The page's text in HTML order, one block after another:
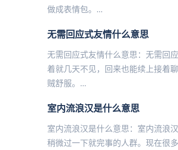
做成表情包。...
​无需回应式友情什么意思
无需回应式友情什么意思：无需回
着就几天不见，回来也能续上接着
贼舒服。...
​室内流浪汉是什么意思
室内流浪汉是什么意思：室内流浪
稍微过一下就完事的人群。现在很